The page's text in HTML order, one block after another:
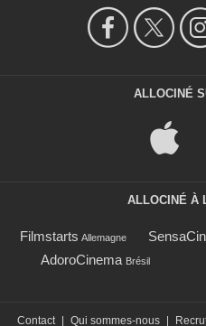
ALLOCINÉ
ALLOCINÉ À
Filmstarts Allemagne
AdoroCinema Brésil
Contact Qui sommes-nous